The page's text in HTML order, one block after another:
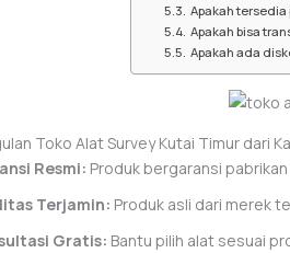
Apakah
Apakah bisa
Apakah ada
Toko Alat Survey Kutai Timur dari
Resmi: Produk bergaransi
Terjamin: Produk asli dari merek
Gratis: Bantu pilih alat sesuai